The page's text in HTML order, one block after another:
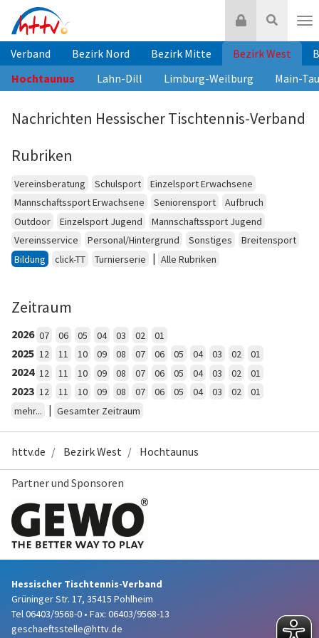
Inhalt
springen
Suche
Login
Verband Bezirk Nord Bezirk Mitte Bezirk West
Hochtaunus
Lahn-Dill Limburg-Weilburg Main-
Nachrichten Hessischer Tischtennis-Verband
Rubriken
Vereinsberatung Schulsport
Einzelsport Erwachsene
Mannschaftssport Erwachsene
Seniorensport
Aufbruch
Outdoor
Einzelsport Jugend
Mannschaftssport Jugend
Vereinsservice
Personal/Hintergrund Sonstiges
Breitensport
Bildung
click-TT Turnierserie | Alle Rubriken
Zeitraum
2026 07 06 05 04 03 02 01
2025 12 11 10 09 08 07 06 05 04 03 02 01
2024 12 11 10 09 08 07 06 05 04 03 02 01
2023 12 11 10 09 08 07 06 05 04 03 02
01
mehr...
| Gesamter Zeitraum
httv.de Bezirk West Hochtaunus
Partner und Sponsoren
Hessischer Tischtennis-Verband
Grüninger Str. 17, 35415 Pohlheim
Tel 06403/9568-0 • Fax: 06403/9568-13
geschaeftsstelle@httv.de